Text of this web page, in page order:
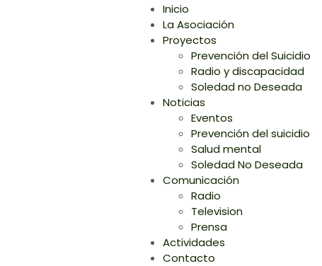
Inicio
La Asociación
Proyectos
Prevención del Suicidio
Radio y discapacidad
Soledad no Deseada
Noticias
Eventos
Prevención del suicidio
Salud mental
Soledad No Deseada
Comunicación
Radio
Television
Prensa
Actividades
Contacto